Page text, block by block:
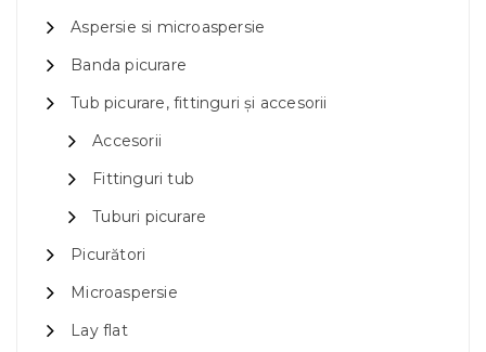
Aspersie si microaspersie
Banda picurare
Tub picurare, fittinguri și accesorii
Accesorii
Fittinguri tub
Tuburi picurare
Picurători
Microaspersie
Lay flat